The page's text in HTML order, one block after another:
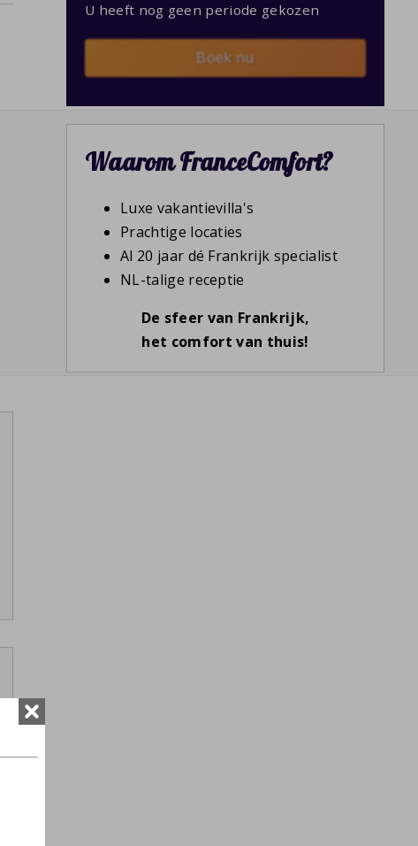
U heeft nog geen periode gekozen
Boek nu
Waarom FranceComfort?
Luxe vakantievilla's
Prachtige locaties
Al 20 jaar dé Frankrijk specialist
NL-talige receptie
De sfeer van Frankrijk,
het comfort van thuis!